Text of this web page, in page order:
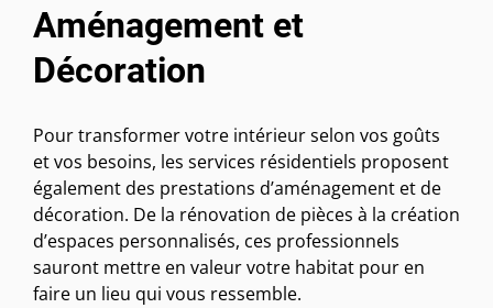
Aménagement et
Décoration
Pour transformer votre intérieur selon vos goûts
et vos besoins, les services résidentiels proposent
également des prestations d’aménagement et de
décoration. De la rénovation de pièces à la création
d’espaces personnalisés, ces professionnels
sauront mettre en valeur votre habitat pour en
faire un lieu qui vous ressemble.